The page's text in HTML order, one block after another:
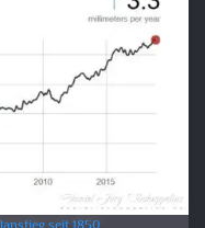
seit 1850
Antarktis “verlieren”,
dicken Eisschild,
Forscher gehen
von 60m aus.